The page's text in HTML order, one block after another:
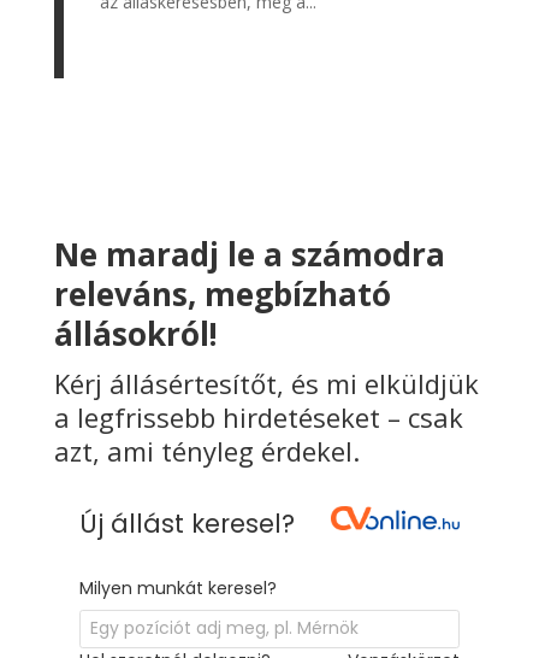
Ne maradj le a számodra
releváns, megbízható
állásokról!
Kérj állásértesítőt, és mi elküldjük
a legfrissebb hirdetéseket – csak
azt, ami tényleg érdekel.